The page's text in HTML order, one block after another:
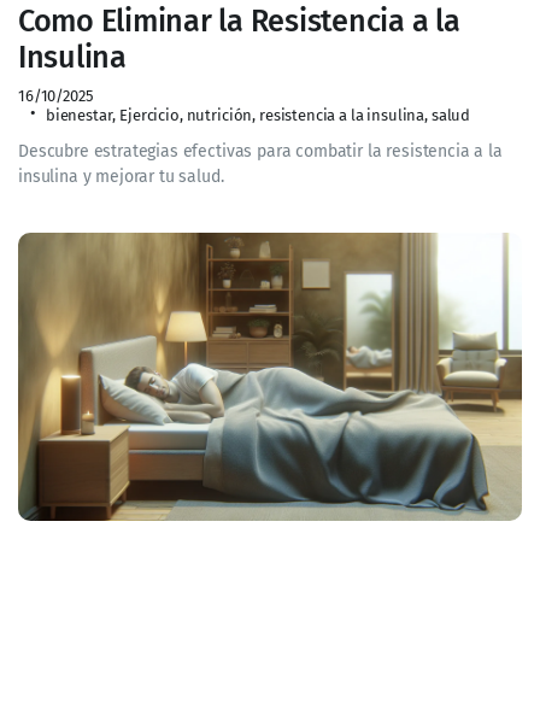
Como Eliminar la Resistencia a la
Insulina
16/10/2025
bienestar, Ejercicio, nutrición, resistencia a la insulina, salud
Descubre estrategias efectivas para combatir la resistencia a la
insulina y mejorar tu salud.